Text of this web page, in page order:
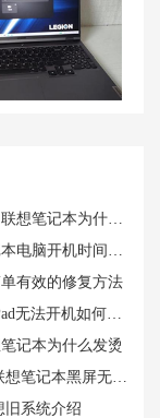
本为什么黑屏了
时间变长怎么解决
有效的修复方法
法开机如何解决
记本为什么发烫
开机的原因和解决方法
旧系统介绍